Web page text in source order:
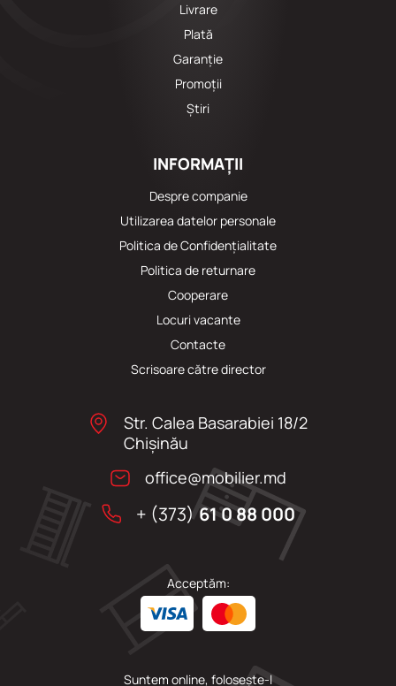
Livrare
Plată
Garanție
Promoții
Știri
INFORMAȚII
Despre companie
Utilizarea datelor personale
Politica de Confidențialitate
Politica de returnare
Cooperare
Locuri vacante
Сontacte
Scrisoare către director
Str. Calea Basarabiei 18/2
Chişinău
office@mobilier.md
+ (373)61 0 88 000
Acceptăm:
Suntem online, folosește-l